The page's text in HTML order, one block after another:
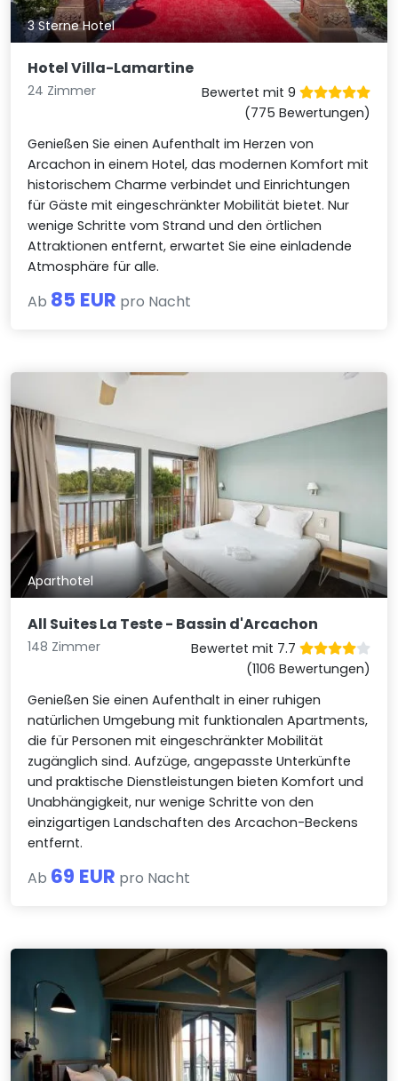
3 Sterne Hotel
Hotel Villa-Lamartine
24 Zimmer
Bewertet mit 9
(775 Bewertungen)
Genießen Sie einen Aufenthalt im Herzen von
Arcachon in einem Hotel, das modernen Komfort mit
historischem Charme verbindet und Einrichtungen
für Gäste mit eingeschränkter Mobilität bietet. Nur
wenige Schritte vom Strand und den örtlichen
Attraktionen entfernt, erwartet Sie eine einladende
Atmosphäre für alle.
Ab 85 EUR pro Nacht
Aparthotel
All Suites La Teste - Bassin d'Arcachon
148 Zimmer
Bewertet mit 7.7
(1106 Bewertungen)
Genießen Sie einen Aufenthalt in einer ruhigen
natürlichen Umgebung mit funktionalen Apartments,
die für Personen mit eingeschränkter Mobilität
zugänglich sind. Aufzüge, angepasste Unterkünfte
und praktische Dienstleistungen bieten Komfort und
Unabhängigkeit, nur wenige Schritte von den
einzigartigen Landschaften des Arcachon-Beckens
entfernt.
Ab 69 EUR pro Nacht